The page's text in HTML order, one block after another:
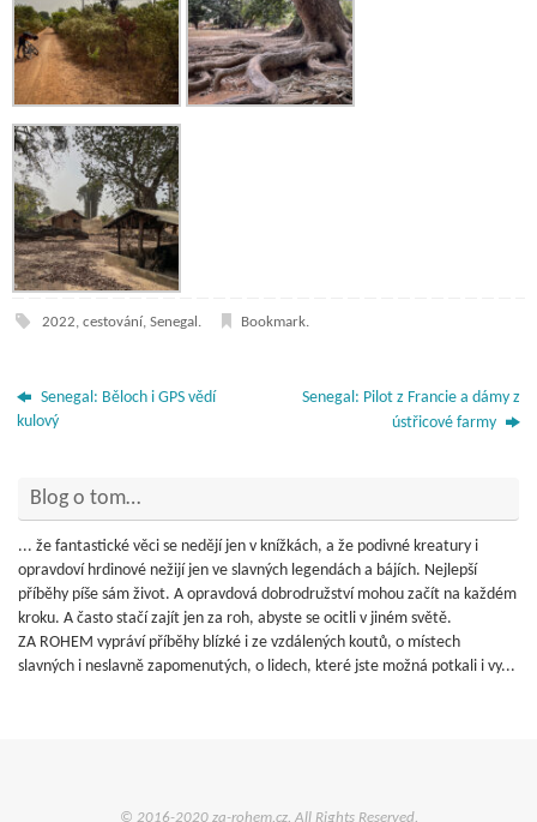
2022, cestování, Senegal . Bookmark.
Senegal: Běloch i GPS vědí
kulový
Senegal: Pilot z Francie a dámy z
ústřicové farmy
Blog o tom…
... že fantastické věci se nedějí jen v knížkách, a že podivné kreatury i
opravdoví hrdinové nežijí jen ve slavných legendách a bájích. Nejlepší
příběhy píše sám život. A opravdová dobrodružství mohou začít na každém
kroku. A často stačí zajít jen za roh, abyste se ocitli v jiném světě.
ZA ROHEM vypráví příběhy blízké i ze vzdálených koutů, o místech
slavných i neslavně zapomenutých, o lidech, které jste možná potkali i vy...
© 2016-2020 za-rohem.cz. All Rights Reserved.